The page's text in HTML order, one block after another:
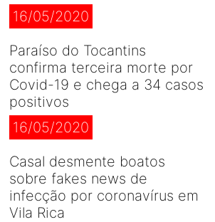
16/05/2020
Paraíso do Tocantins
confirma terceira morte por
Covid-19 e chega a 34 casos
positivos
16/05/2020
Casal desmente boatos
sobre fakes news de
infecção por coronavírus em
Vila Rica